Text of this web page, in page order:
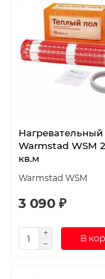
Warmstad WSM
кв.м
Warmstad WSM
3 090 ₽
В